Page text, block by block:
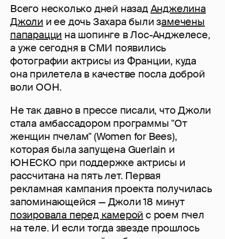
Всего несколько дней назадАнджелина
Джоли и ее дочь Захара были замечены
папарацци на шопинге в Лос-Анджелесе,
а уже сегодня в СМИ появились
фотографии актрисы из Франции, куда
она прилетела в качестве посла доброй
воли ООН.
Не так давно в прессе писали, что Джоли
стала амбассадором программы "От
женщин пчелам" (Women for Bees),
которая была запущена Guerlain и
ЮНЕСКО при поддержке актрисы и
рассчитана на пять лет. Первая
рекламная кампания проекта получилась
запоминающейся — Джоли 18 минут
позировала перед камерой с роем пчел
на теле. И если тогда звезде прошлось